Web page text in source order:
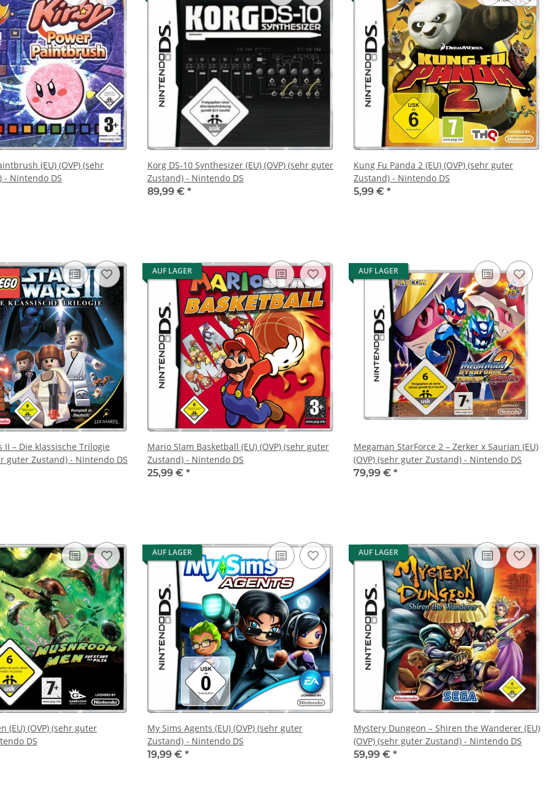
(EU) (OVP) (sehr
- Nintendo DS
Korg DS-10 Synthesizer (EU) (OVP) (sehr guter
Zustand) - Nintendo DS
89,99 € *
Kung Fu Panda 2 (EU) (OVP) (sehr guter
Zustand) - Nintendo DS
5,99 € *
II – Die klassische Trilogie
guter Zustand) - Nintendo DS
AUF LAGER
Mario Slam Basketball (EU) (OVP) (sehr guter
Zustand) - Nintendo DS
25,99 € *
AUF LAGER
Megaman StarForce 2 – Zerker x Saurian (EU)
(OVP) (sehr guter Zustand) - Nintendo DS
79,99 € *
(EU) (OVP) (sehr guter
DS
AUF LAGER
My Sims Agents (EU) (OVP) (sehr guter
Zustand) - Nintendo DS
19,99 € *
AUF LAGER
Mystery Dungeon – Shiren the Wanderer (EU)
(OVP) (sehr guter Zustand) - Nintendo DS
59,99 € *